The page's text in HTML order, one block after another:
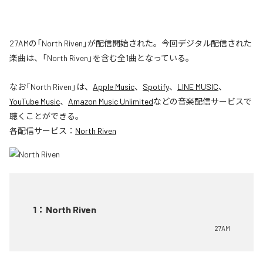
27AMの「North Riven」が配信開始された。今回デジタル配信された
楽曲は、「North Riven」を含む全1曲となっている。
なお「North Riven 」は、 Apple Music、 Spotify、 LINE MUSIC、
YouTube Music、 Amazon Music Unlimitedなどの音楽配信サービスで
聴くことができる。
各配信サービス： North Riven
1 ： North Riven
27AM